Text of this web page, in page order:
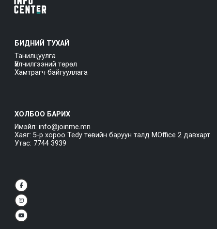
БИДНИЙ ТУХАЙ
Танилцуулга
Үйлчилгээний төрөл
Хамтрагч байгууллага
ХОЛБОО БАРИХ
Имэйл: info@joinme.mn
Хаяг: 5-р хороо Tedy төвийн баруун талд MOffice 2 давхарт
Утас: 7744 3939